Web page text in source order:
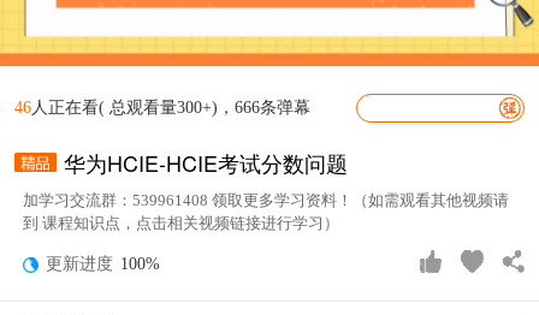
46人正在看( 总观看量300+)，666条弹幕
华为HCIE-HCIE考试分数问题
加学习交流群：539961408 领取更多学习资料！（如需观看其他视频请
到 课程知识点，点击相关视频链接进行学习）
更新进度 100%